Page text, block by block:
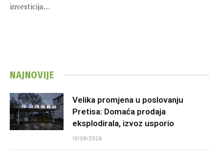
investicija…
NAJNOVIJE
Velika promjena u poslovanju
Pretisa: Domaća prodaja
eksplodirala, izvoz usporio
10/08/2026